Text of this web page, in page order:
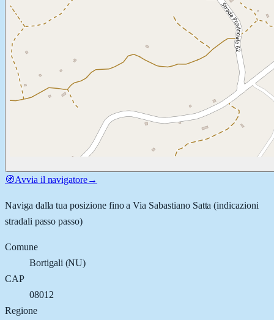
🧭Avvia il navigatore→
Naviga dalla tua posizione fino aVia Sabastiano Satta (indicazioni
stradali passo passo)
Comune
Bortigali (NU)
CAP
08012
Regione